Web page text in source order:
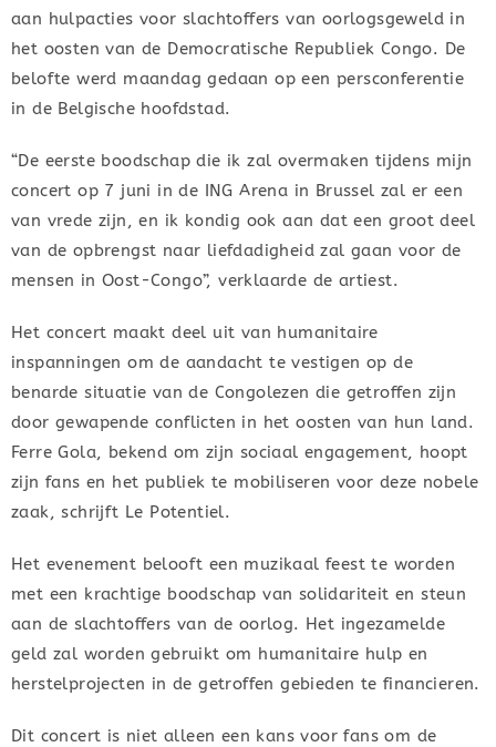
aan hulpacties voor slachtoffers van oorlogsgeweld in
het oosten van de Democratische Republiek Congo. De
belofte werd maandag gedaan op een persconferentie
in de Belgische hoofdstad.
“De eerste boodschap die ik zal overmaken tijdens mijn
concert op 7 juni in de ING Arena in Brussel zal er een
van vrede zijn, en ik kondig ook aan dat een groot deel
van de opbrengst naar liefdadigheid zal gaan voor de
mensen in Oost-Congo”, verklaarde de artiest.
Het concert maakt deel uit van humanitaire
inspanningen om de aandacht te vestigen op de
benarde situatie van de Congolezen die getroffen zijn
door gewapende conflicten in het oosten van hun land.
Ferre Gola, bekend om zijn sociaal engagement, hoopt
zijn fans en het publiek te mobiliseren voor deze nobele
zaak, schrijft Le Potentiel.
Het evenement belooft een muzikaal feest te worden
met een krachtige boodschap van solidariteit en steun
aan de slachtoffers van de oorlog. Het ingezamelde
geld zal worden gebruikt om humanitaire hulp en
herstelprojecten in de getroffen gebieden te financieren.
Dit concert is niet alleen een kans voor fans om de